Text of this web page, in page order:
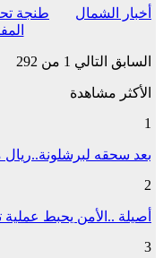
أخبار الشمال
طنجة
السابق التالي 1 من 292
الأكثر مشاهدة
1
بعد سحقه
2
أصيلة ..الأمن يحبط عملية
3